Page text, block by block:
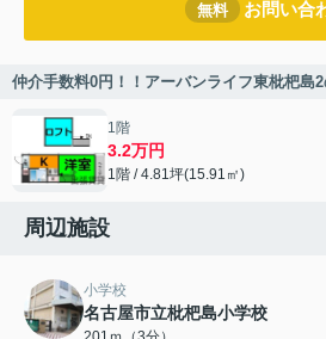
無料 お問い合
仲介手数料0円！！アーバンライフ東枇杷島
1階
3.2万円
1階 / 4.81坪(15.91㎡)
周辺施設
小学校
名古屋市立枇杷島小学校